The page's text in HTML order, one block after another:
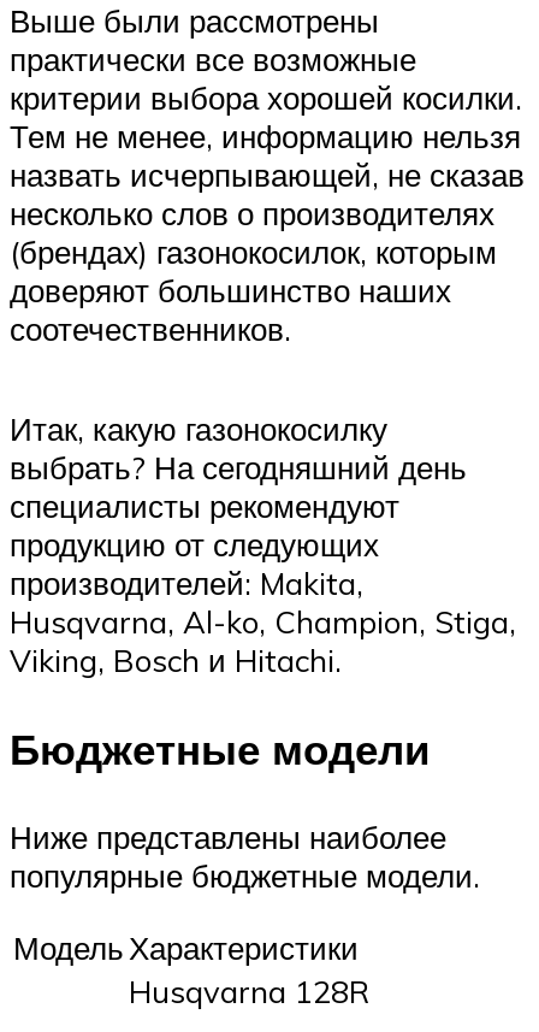
Выше были рассмотрены
практически все возможные
критерии выбора хорошей косилки.
Тем не менее, информацию нельзя
назвать исчерпывающей, не сказав
несколько слов о производителях
(брендах) газонокосилок, которым
доверяют большинство наших
соотечественников.
Итак, какую газонокосилку
выбрать? На сегодняшний день
специалисты рекомендуют
продукцию от следующих
производителей: Makita,
Husqvarna, Al-ko, Champion, Stiga,
Viking, Bosch и Hitachi.
Бюджетные модели
Ниже представлены наиболее
популярные бюджетные модели.
МодельХарактеристики
Husqvarna 128R